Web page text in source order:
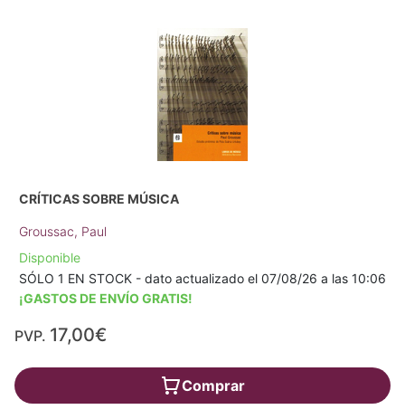
CRÍTICAS SOBRE MÚSICA
Groussac, Paul
Disponible
SÓLO 1 EN STOCK - dato actualizado el 07/08/26 a las 10:06
¡GASTOS DE ENVÍO GRATIS!
PVP. 17,00€
Comprar